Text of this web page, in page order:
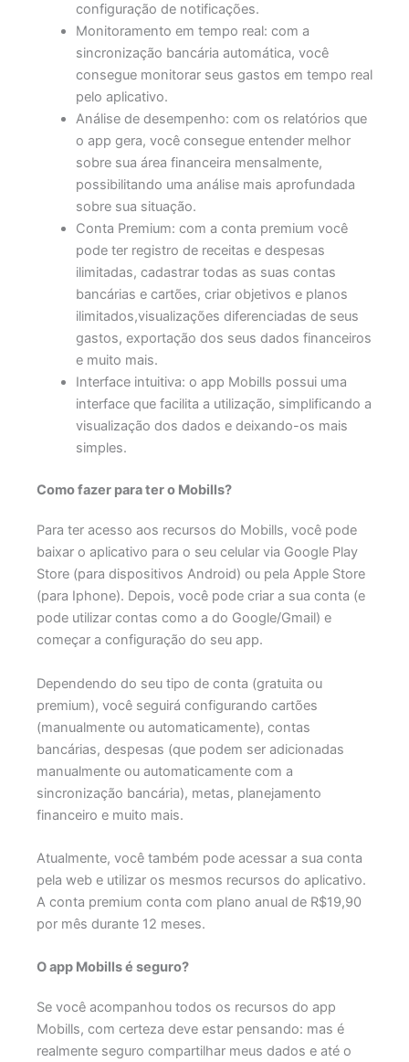
configuração de notificações.
Monitoramento em tempo real: com a
sincronização bancária automática, você
consegue monitorar seus gastos em tempo real
pelo aplicativo.
Análise de desempenho: com os relatórios que
o app gera, você consegue entender melhor
sobre sua área financeira mensalmente,
possibilitando uma análise mais aprofundada
sobre sua situação.
Conta Premium: com a conta premium você
pode ter registro de receitas e despesas
ilimitadas, cadastrar todas as suas contas
bancárias e cartões, criar objetivos e planos
ilimitados,visualizações diferenciadas de seus
gastos, exportação dos seus dados financeiros
e muito mais.
Interface intuitiva: o app Mobills possui uma
interface que facilita a utilização, simplificando a
visualização dos dados e deixando-os mais
simples.
Como fazer para ter o Mobills?
Para ter acesso aos recursos do Mobills, você pode
baixar o aplicativo para o seu celular via Google Play
Store (para dispositivos Android) ou pela Apple Store
(para Iphone). Depois, você pode criar a sua conta (e
pode utilizar contas como a do Google/Gmail) e
começar a configuração do seu app.
Dependendo do seu tipo de conta (gratuita ou
premium), você seguirá configurando cartões
(manualmente ou automaticamente), contas
bancárias, despesas (que podem ser adicionadas
manualmente ou automaticamente com a
sincronização bancária), metas, planejamento
financeiro e muito mais.
Atualmente, você também pode acessar a sua conta
pela web e utilizar os mesmos recursos do aplicativo.
A conta premium conta com plano anual de R$19,90
por mês durante 12 meses.
O app Mobills é seguro?
Se você acompanhou todos os recursos do app
Mobills, com certeza deve estar pensando: mas é
realmente seguro compartilhar meus dados e até o